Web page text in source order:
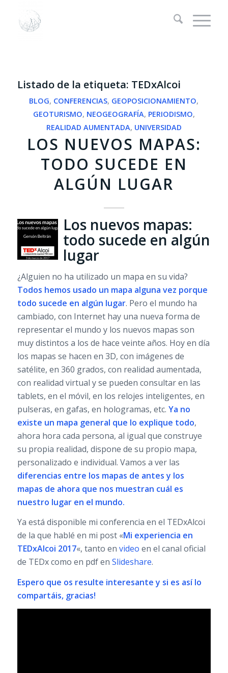
Listado de la etiqueta: TEDxAlcoi
BLOG, CONFERENCIAS, GEOPOSICIONAMIENTO,
GEOTURISMO, NEOGEOGRAFÍA, PERIODISMO,
REALIDAD AUMENTADA, UNIVERSIDAD
LOS NUEVOS MAPAS:
TODO SUCEDE EN
ALGÚN LUGAR
Los nuevos mapas:
todo sucede en algún
lugar
¿Alguien no ha utilizado un mapa en su vida?
Todos hemos usado un mapa alguna vez porque
todo sucede en algún lugar. Pero el mundo ha
cambiado, con Internet hay una nueva forma de
representar el mundo y los nuevos mapas son
muy distintos a los de hace veinte años. Hoy en día
los mapas se hacen en 3D, con imágenes de
satélite, en 360 grados, con realidad aumentada,
con realidad virtual y se pueden consultar en las
tablets, en el móvil, en los relojes inteligentes, en
pulseras, en gafas, en hologramas, etc. Ya no
existe un mapa general que lo explique todo,
ahora hora cada persona, al igual que construye
su propia realidad, dispone de su propio mapa,
personalizado e individual. Vamos a ver las
diferencias entre los mapas de antes y los
mapas de ahora que nos muestran cuál es
nuestro lugar en el mundo.
Ya está disponible mi conferencia en el TEDxAlcoi
de la que hablé en mi post «Mi experiencia en
TEDxAlcoi 2017«, tanto en video en el canal oficial
de TEDx como en pdf en Slideshare.
Espero que os resulte interesante y si es así lo
compartáis, gracias!